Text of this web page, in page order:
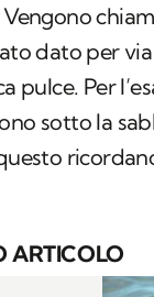
dato per
pulce. Per
sotto la
ARTICOLO